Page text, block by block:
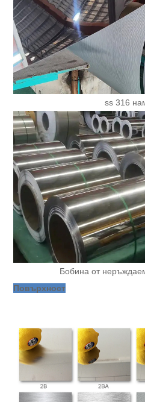
ss 316
Бобина от
Повърхност